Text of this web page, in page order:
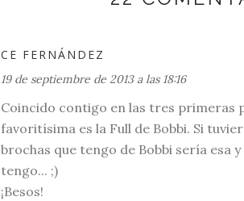
CE FERNÁNDEZ
19 de septiembre de 2013 a las 18:16
Coincido contigo en las tres primeras
favoritísima es la Full de Bobbi. Si
brochas que tengo de Bobbi sería esa
tengo... ;)
¡Besos!